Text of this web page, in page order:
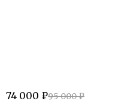
74 000 ₽95 000 ₽